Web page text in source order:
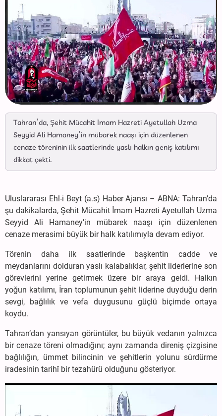
Tahran’da, Şehit Mücahit İmam Hazreti Ayetullah Uzma
Seyyid Ali Hamaney’in mübarek naaşı için düzenlenen
cenaze töreninin ilk saatlerinde yaslı halkın geniş katılımı
dikkat çekti.
Uluslararası Ehl-i Beyt (a.s) Haber Ajansı – ABNA: Tahran’da
şu dakikalarda, Şehit Mücahit İmam Hazreti Ayetullah Uzma
Seyyid Ali Hamaney’in mübarek naaşı için düzenlenen
cenaze merasimi büyük bir halk katılımıyla devam ediyor.
Törenin daha ilk saatlerinde başkentin cadde ve
meydanlarını dolduran yaslı kalabalıklar, şehit liderlerine son
görevlerini yerine getirmek üzere bir araya geldi. Halkın
yoğun katılımı, İran toplumunun şehit liderine duyduğu derin
sevgi, bağlılık ve vefa duygusunu güçlü biçimde ortaya
koydu.
Tahran’dan yansıyan görüntüler, bu büyük vedanın yalnızca
bir cenaze töreni olmadığını; aynı zamanda direniş çizgisine
bağlılığın, ümmet bilincinin ve şehitlerin yolunu sürdürme
iradesinin tarihî bir tezahürü olduğunu gösteriyor.